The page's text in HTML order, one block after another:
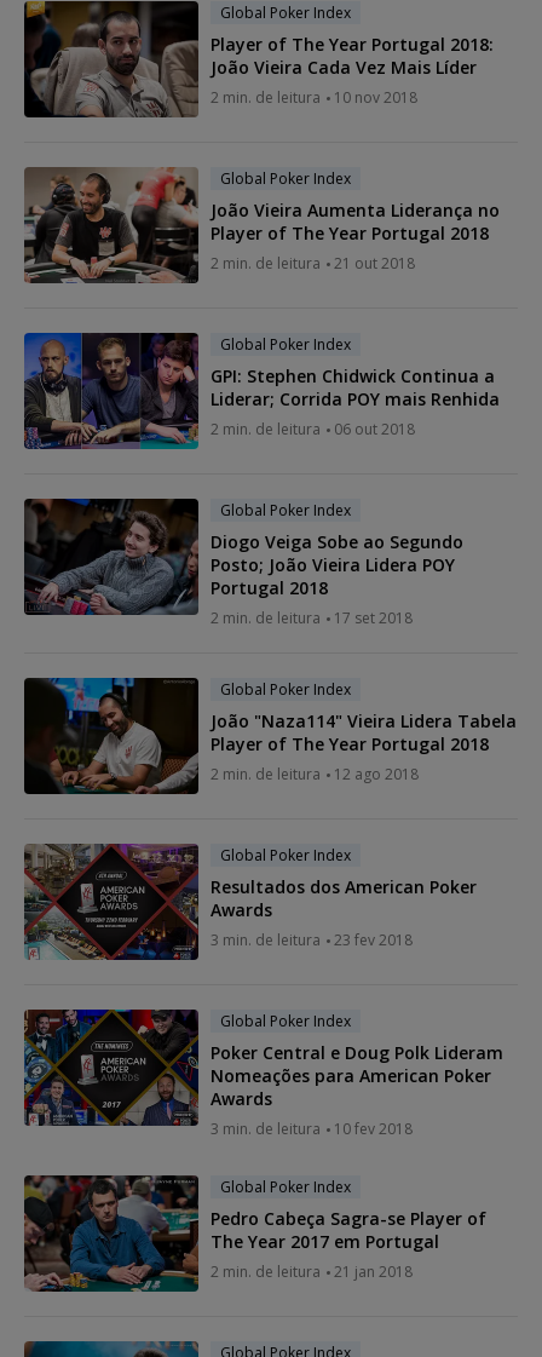
Global Poker Index
Player of The Year Portugal 2018:
João Vieira Cada Vez Mais Líder
2 min. de leitura 10 nov 2018
Global Poker Index
João Vieira Aumenta Liderança no
Player of The Year Portugal 2018
2 min. de leitura 21 out 2018
Global Poker Index
GPI: Stephen Chidwick Continua a
Liderar; Corrida POY mais Renhida
2 min. de leitura 06 out 2018
Global Poker Index
Diogo Veiga Sobe ao Segundo
Posto; João Vieira Lidera POY
Portugal 2018
2 min. de leitura 17 set 2018
Global Poker Index
João "Naza114" Vieira Lidera Tabela
Player of The Year Portugal 2018
2 min. de leitura 12 ago 2018
Global Poker Index
Resultados dos American Poker
Awards
3 min. de leitura 23 fev 2018
Global Poker Index
Poker Central e Doug Polk Lideram
Nomeações para American Poker
Awards
3 min. de leitura 10 fev 2018
Global Poker Index
Pedro Cabeça Sagra-se Player of
The Year 2017 em Portugal
2 min. de leitura 21 jan 2018
Global Poker Index